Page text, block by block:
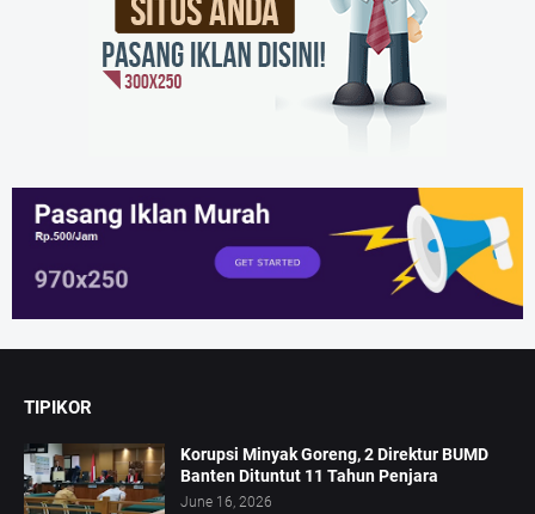
TIPIKOR
Korupsi Minyak Goreng, 2 Direktur BUMD
Banten Dituntut 11 Tahun Penjara
June 16, 2026